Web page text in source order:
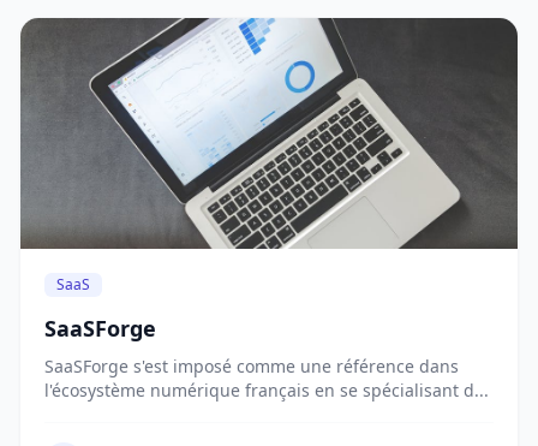
SaaS
SaaSForge
SaaSForge s'est imposé comme une référence dans
l'écosystème numérique français en se spécialisant d...